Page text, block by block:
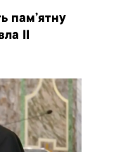
пам’ятну
II